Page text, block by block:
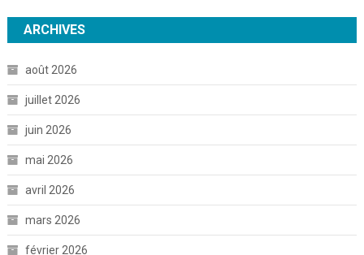
ARCHIVES
août 2026
juillet 2026
juin 2026
mai 2026
avril 2026
mars 2026
février 2026